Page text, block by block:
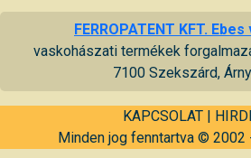
FERROPATENT KFT.
vaskohászati termékek
7100 Szekszárd,
KAPCSOLAT |
Minden jog fenntartva © 2002